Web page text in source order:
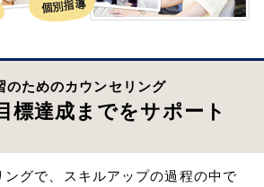
のためのカウンセリング
標達成までをサポート
ングで、スキルアップの過程の中で